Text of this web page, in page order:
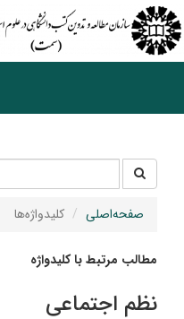
جستجو
در
سایت
صفحه‌اصلی کلیدواژه‌ها
مطالب مرتبط با کلیدواژه
نظم اجتماعی